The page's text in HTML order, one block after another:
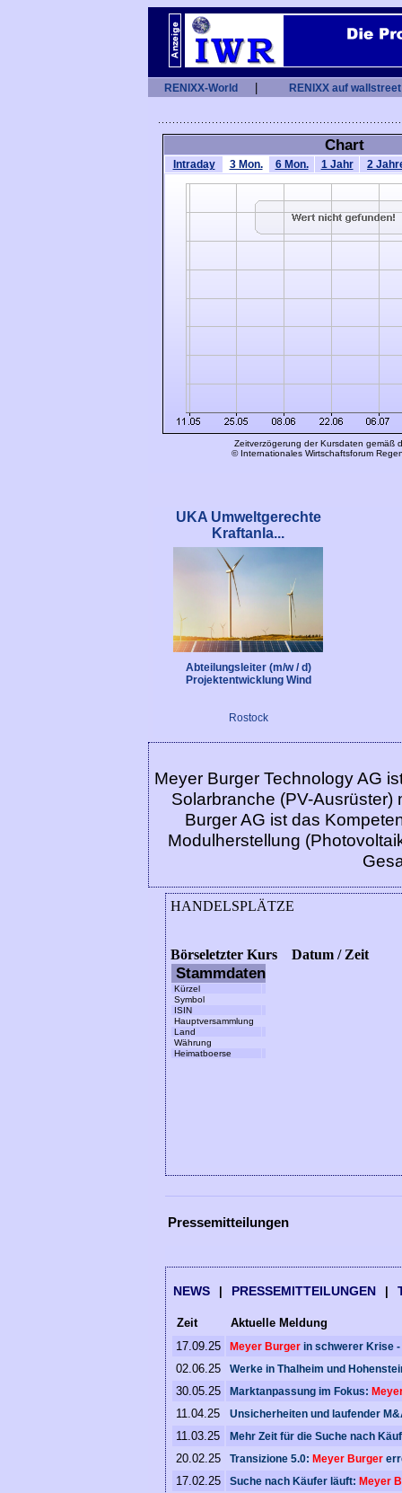
RENIXX-World RENIXX auf
UKA Umweltgerechte
Kraftanla...
Abteilungsleiter (m/w / d)
Projektentwicklung Wind
Rostock
Meyer Burger Technology AG
Solarbranche (PV-Ausrüster)
Burger AG ist das
Modulherstellung
Pressemitteilungen
NEWS | PRESSEMITTEILUNGEN |
Zeit
Aktuelle Meldung
17.09.25
Meyer Burgerin schwerer Krise -
02.06.25 Werke in Thalheim und
30.05.25 Marktanpassung im Fokus:
11.04.25 Unsicherheiten und laufender
11.03.25 Mehr Zeit für die Suche nach
20.02.25 Transizione 5.0: Meyer Burger
17.02.25 Suche nach Käufer läuft: Meyer